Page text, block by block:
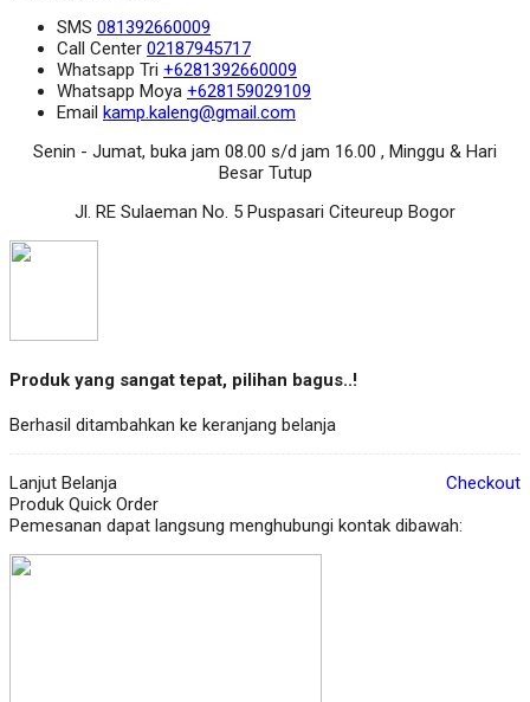
SMS 081392660009
Call Center 02187945717
Whatsapp Tri +6281392660009
Whatsapp Moya +628159029109
Email kamp.kaleng@gmail.com
Senin - Jumat, buka jam 08.00 s/d jam 16.00 , Minggu & Hari
Besar Tutup
Jl. RE Sulaeman No. 5 Puspasari Citeureup Bogor
Produk yang sangat tepat, pilihan bagus..!
Berhasil ditambahkan ke keranjang belanja
Lanjut Belanja
Checkout
Produk Quick Order
Pemesanan dapat langsung menghubungi kontak dibawah: